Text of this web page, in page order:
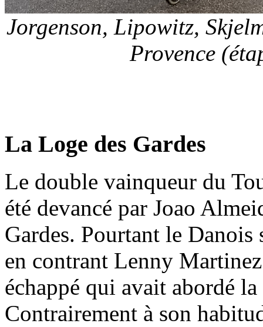
Jorgenson, Lipowitz,
Provence
La Loge des Gardes
Le double vainqueur du
été devancé par Joao
Gardes. Pourtant le
en contrant Lenny
échappé qui avait abordé
Contrairement à son